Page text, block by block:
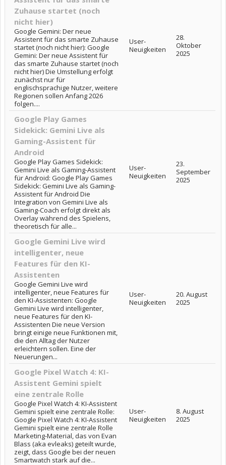
Zuhause startet (noch
nicht hier)
Google Gemini: Der neue
Assistent für das smarte Zuhause
startet (noch nicht hier): Google
Gemini: Der neue Assistent für
das smarte Zuhause startet (noch
nicht hier) Die Umstellung erfolgt
zunächst nur für
englischsprachige Nutzer, weitere
Regionen sollen Anfang 2026
folgen....
User-
Neuigkeiten
28.
Oktober
2025
Google Play Games
Sidekick: Gemini Live als
Gaming-Assistent für
Android
Google Play Games Sidekick:
Gemini Live als Gaming-Assistent
für Android: Google Play Games
Sidekick: Gemini Live als Gaming-
Assistent für Android Die
Integration von Gemini Live als
Gaming-Coach erfolgt direkt als
Overlay während des Spielens,
theoretisch für alle...
User-
Neuigkeiten
23.
September
2025
Google Gemini Live wird
intelligenter, neue
Features für den KI-
Assistenten
Google Gemini Live wird
intelligenter, neue Features für
den KI-Assistenten: Google
Gemini Live wird intelligenter,
neue Features für den KI-
Assistenten Die neue Version
bringt einige neue Funktionen mit,
die den Alltag der Nutzer
erleichtern sollen. Eine der
Neuerungen...
User-
Neuigkeiten
20. August
2025
Google Pixel Watch 4: KI-
Assistent Gemini spielt
eine zentrale Rolle
Google Pixel Watch 4: KI-Assistent
Gemini spielt eine zentrale Rolle:
Google Pixel Watch 4: KI-Assistent
Gemini spielt eine zentrale Rolle
Marketing-Material, das von Evan
Blass (aka evleaks) geteilt wurde,
zeigt, dass Google bei der neuen
Smartwatch stark auf die...
User-
Neuigkeiten
8. August
2025